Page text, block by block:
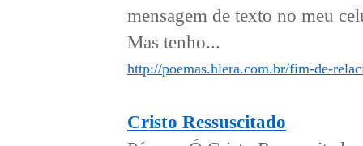
mensagem de texto no meu
Mas tenho...
http://poemas.hlera.com.br/fim-de-
Cristo Ressuscitado